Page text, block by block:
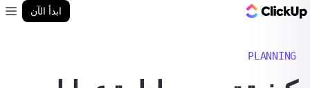
ابدأ الآن
PLANNING